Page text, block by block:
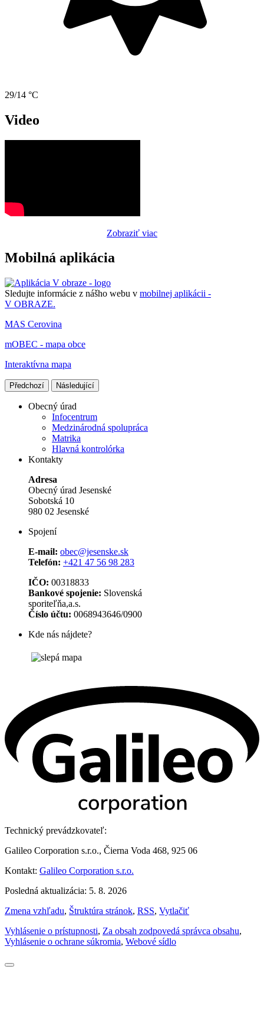
29/14 °C
Video
Zobraziť viac
Mobilná aplikácia
Sledujte informácie z nášho webu v mobilnej aplikácii -
V OBRAZE.
MAS Cerovina
mOBEC - mapa obce
Interaktívna mapa
Předchozí Následující
Obecný úrad
Infocentrum
Medzinárodná spolupráca
Matrika
Hlavná kontrolórka
Kontakty
Adresa
Obecný úrad Jesenské
Sobotská 10
980 02 Jesenské
Spojení
E-mail: obec@jesenske.sk
Telefón: +421 47 56 98 283
IČO: 00318833
Bankové spojenie: Slovenská
sporiteľňa,a.s.
Číslo účtu: 0068943646/0900
Kde nás nájdete?
Technický prevádzkovateľ:
Galileo Corporation s.r.o., Čierna Voda 468, 925 06
Kontakt: Galileo Corporation s.r.o.
Posledná aktualizácia: 5. 8. 2026
Zmena vzhľadu, Štruktúra stránok, RSS, Vytlačiť
Vyhlásenie o prístupnosti, Za obsah zodpovedá správca obsahu,
Vyhlásenie o ochrane súkromia, Webové sídlo